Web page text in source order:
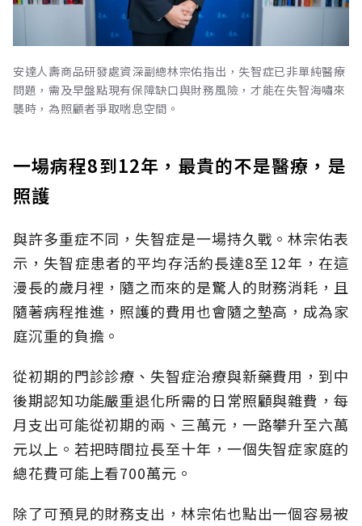
安達人壽商品研發處資深副總林宗佑指出，失智症已非單純醫療
問題，需及早盤點現有保障缺口與財務風險，才能在失智海嘯來
襲時，為照顧者爭取喘息空間。
一場病程8到12年，最貴的不是醫療，是
照護
與許多重症不同，失智症是一場持久戰。林宗佑表
示，失智症患者的平均存活約長達8至12年，在這
漫長的歲月裡，隨之而來的是驚人的財務消耗，且
隨著病程推進，照護的費用也會隨之墊高，成為家
庭沉重的負擔。
從初期的門診診療、失智症治療與新藥費用，到中
後期認知功能嚴重退化所需的日常照顧與雜費，每
月支出可能從初期的兩、三萬元，一路攀升至六萬
元以上。若把時間拉長至十年，一個失智症家庭的
總花費可能上看700萬元。
除了可預見的財務支出，林宗佑也點出一個容易被